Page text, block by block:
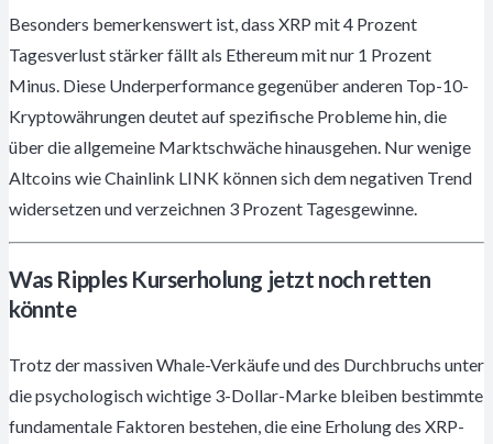
Besonders bemerkenswert ist, dass XRP mit 4 Prozent
Tagesverlust stärker fällt als Ethereum mit nur 1 Prozent
Minus. Diese Underperformance gegenüber anderen Top-10-
Kryptowährungen deutet auf spezifische Probleme hin, die
über die allgemeine Marktschwäche hinausgehen. Nur wenige
Altcoins wie Chainlink LINK können sich dem negativen Trend
widersetzen und verzeichnen 3 Prozent Tagesgewinne.
Was Ripples Kurserholung jetzt noch retten
könnte
Trotz der massiven Whale-Verkäufe und des Durchbruchs unter
die psychologisch wichtige 3-Dollar-Marke bleiben bestimmte
fundamentale Faktoren bestehen, die eine Erholung des XRP-